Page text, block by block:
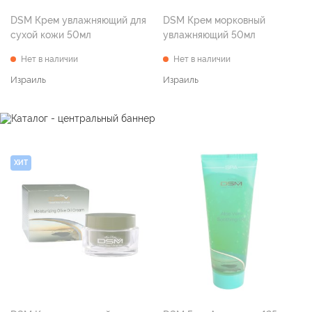
DSM Крем увлажняющий для
сухой кожи 50мл
Нет в наличии
Израиль
DSM Крем морковный
увлажняющий 50мл
Нет в наличии
Израиль
ХИТ